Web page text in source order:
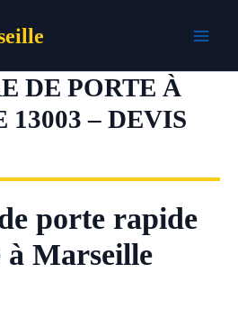
DE PORTE À
– DEVIS
porte rapide
à Marseille